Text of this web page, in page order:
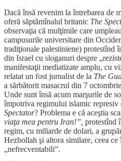
Dacă însă revenim la întrebarea de
oferă săptămînalul britanic The
observaţia că mulţimile care
campusurile universitare din
tradiţionale palestiniene) protestînd
din Israel cu sloganuri despre
manifestaţii mediatizate amplu, cu
relatat un fost jurnalist de la The
a sărbătorit masacrul din 7
Unde sunt însă acum marşurile de
împotriva regimului islamic represiv
Spectator? Problema e că aceştia
viaţa mea pentru Iran!”, protestînd
regim, cu miliarde de dolari, a
Hezbollah şi altora similare, ceea ce
„nefrecventabili”.